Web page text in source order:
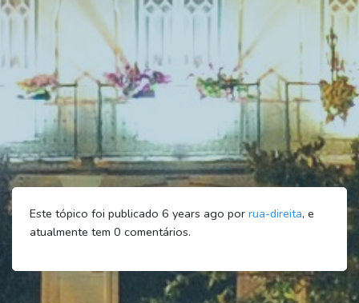
Este tópico foi publicado 6 years ago por rua-direita, e
atualmente tem 0 comentários.